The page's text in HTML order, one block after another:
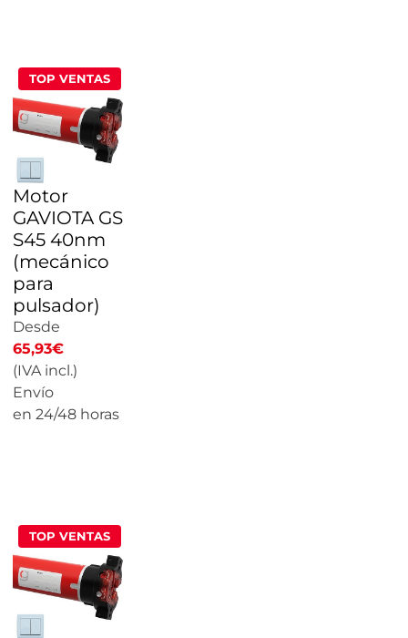
TOP VENTAS
Motor
GAVIOTA GS
S45 40nm
(mecánico
para
pulsador)
Desde
65,93€
(IVA incl.)
Envío
en 24/48 horas
TOP VENTAS